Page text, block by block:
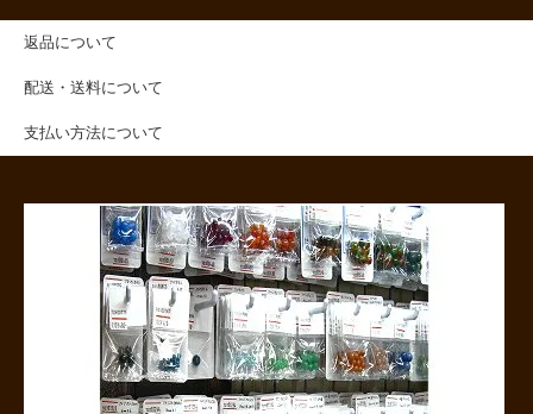
返品について
配送・送料について
支払い方法について